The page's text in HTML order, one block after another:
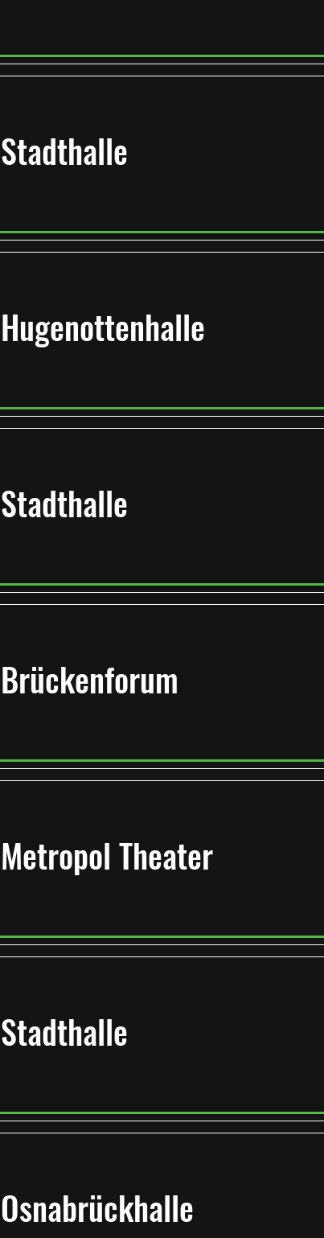
Stadthalle
Hugenottenhalle
Stadthalle
Brückenforum
Metropol Theater
Stadthalle
Osnabrückhalle